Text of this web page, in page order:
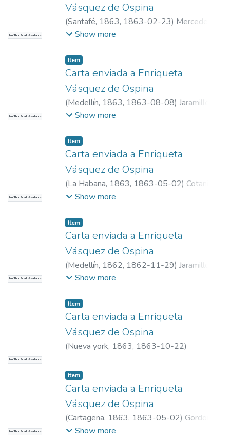
No Thumbnail Available
Vásquez de Ospina
(Santafé, 1863, 1863-02-23) Mercedes
del Niño Jesús
Show more
No Thumbnail Available
Item
Carta enviada a Enriqueta
Vásquez de Ospina
(Medellín, 1863, 1863-08-08) Jaramillo
Soto, María Antonia
Show more
No Thumbnail Available
Item
Carta enviada a Enriqueta
Vásquez de Ospina
(La Habana, 1863, 1863-05-02) Cotanilla,
José Joaquín
Show more
No Thumbnail Available
Item
Carta enviada a Enriqueta
Vásquez de Ospina
(Medellín, 1862, 1862-11-29) Jaramillo
Soto, María Antonia
Show more
No Thumbnail Available
Item
Carta enviada a Enriqueta
Vásquez de Ospina
(Nueva york, 1863, 1863-10-22)
No Thumbnail Available
Item
Carta enviada a Enriqueta
Vásquez de Ospina
(Cartagena, 1863, 1863-05-02) Gordon,
Manuela
Show more